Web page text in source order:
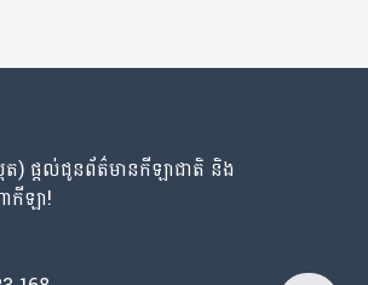
) ផ្តល់ជូនព័ត៌មានកីឡាជាតិ និង
ាកីឡា!